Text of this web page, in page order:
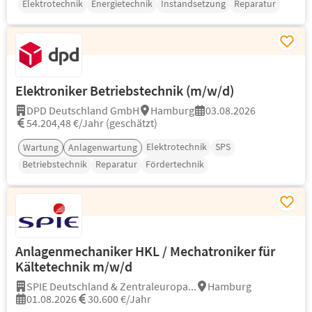
Elektrotechnik
Energietechnik Instandsetzung Reparatur
Elektroniker Betriebstechnik (m/w/d)
DPD Deutschland GmbH Hamburg
03.08.2026
54.204,48 €/Jahr (geschätzt)
Wartung Anlagenwartung Elektrotechnik
SPS
Betriebstechnik
Reparatur Fördertechnik
Anlagenmechaniker HKL / Mechatroniker für
Kältetechnik m/w/d
SPIE Deutschland & Zentraleuropa...
Hamburg
01.08.2026
30.600 €/Jahr